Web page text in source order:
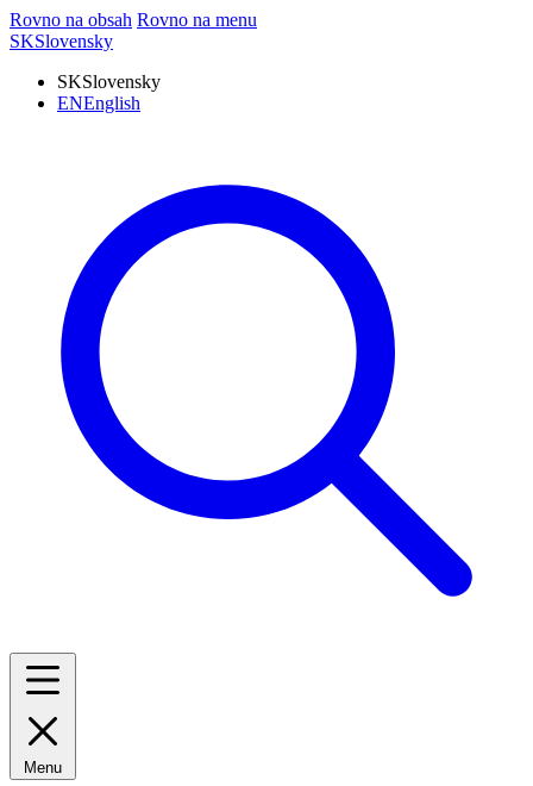
Rovno na obsah Rovno na menu
SKSlovensky
SKSlovensky
ENEnglish
Menu